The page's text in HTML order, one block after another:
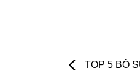
TOP 5 BỘ